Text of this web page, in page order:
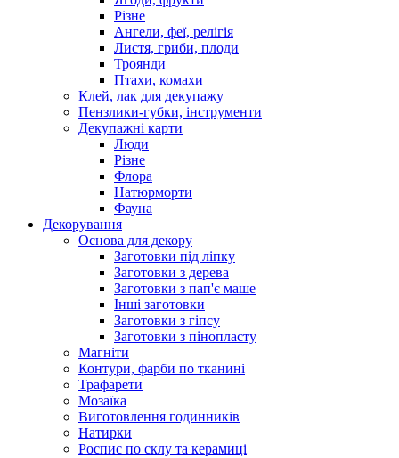
Різне
Ангели, феї, релігія
Листя, гриби, плоди
Троянди
Птахи, комахи
Клей, лак для декупажу
Пензлики-губки, інструменти
Декупажні карти
Люди
Різне
Флора
Натюрморти
Фауна
Декорування
Основа для декору
Заготовки під ліпку
Заготовки з дерева
Заготовки з пап'є маше
Інші заготовки
Заготовки з гіпсу
Заготовки з пінопласту
Магніти
Контури, фарби по тканині
Трафарети
Мозаїка
Виготовлення годинників
Натирки
Роспис по склу та керамиці